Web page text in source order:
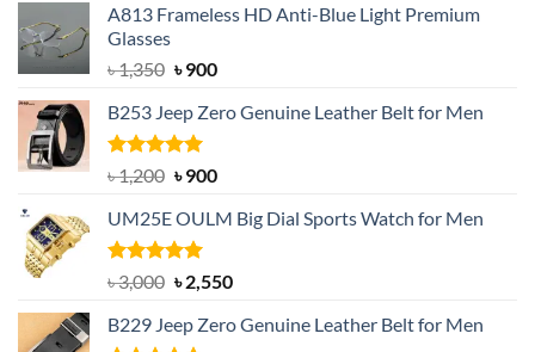
A813 Frameless HD Anti-Blue Light Premium
Glasses
৳1,350 Original
was:
৳ 1,350.
৳900Current
is:
B253 Jeep Zero Genuine Leather Belt for Men
Rated5.00
out of 5
৳1,200 Original
was:
৳ 1,200.
৳900Current
is:
UM25E OULM Big Dial Sports Watch for Men
Rated5.00
out of 5
৳3,000 Original
was:
৳2,550Current
is:
B229 Jeep Zero Genuine Leather Belt for Men